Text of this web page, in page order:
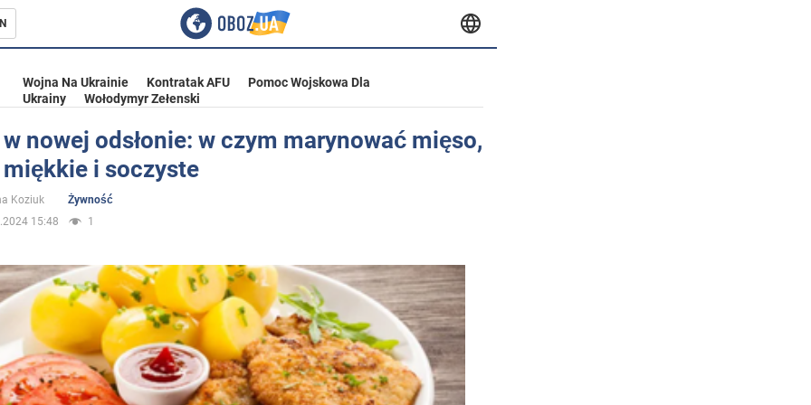
Ukrainie
Wojna Na Ukrainie Kontratak AFU
Pomoc Wojskowa Dla
Ukrainy
Wołodymyr Zełenski
nowej odsłonie: w czym marynować mięso,
miękkie i soczyste
Koziuk
Żywność
15:48
1